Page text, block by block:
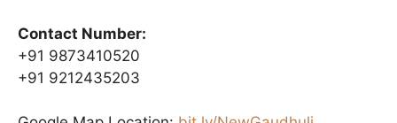
Contact Number:
+91 9873410520
+91 9212435203